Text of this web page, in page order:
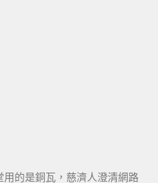
的是銅瓦，慈濟人澄清網路